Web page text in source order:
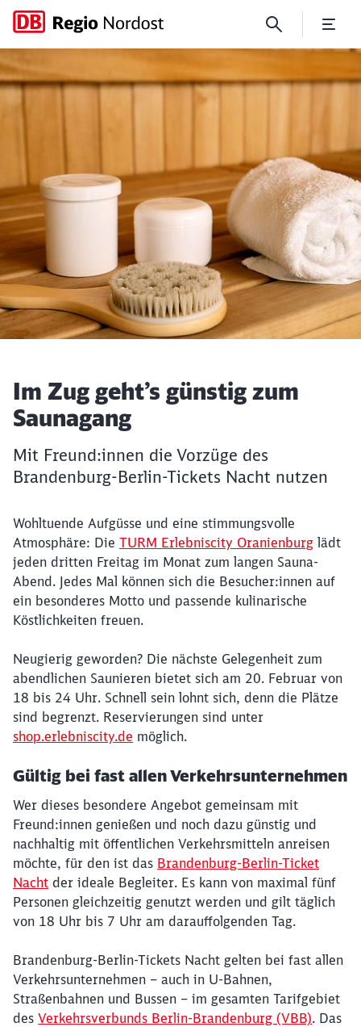
Im Zug geht’s günstig zum
Artikel:
Im Zug geht’s günstig zum
Saunagang
Mit Freund:innen die Vorzüge des
Brandenburg-Berlin-Tickets Nacht nutzen
Wohltuende Aufgüsse und eine stimmungsvolle
Atmosphäre: Die TURM Erlebniscity Oranienburg lädt
jeden dritten Freitag im Monat zum langen Sauna-
Abend. Jedes Mal können sich die Besucher:innen auf
ein besonderes Motto und passende kulinarische
Köstlichkeiten freuen.
Neugierig geworden? Die nächste Gelegenheit zum
abendlichen Saunieren bietet sich am 20. Februar von
18 bis 24 Uhr. Schnell sein lohnt sich, denn die Plätze
sind begrenzt. Reservierungen sind unter
shop.erlebniscity.de möglich.
Gültig bei fast allen Verkehrsunternehmen
Wer dieses besondere Angebot gemeinsam mit
Freund:innen genießen und noch dazu günstig und
nachhaltig mit öffentlichen Verkehrsmitteln anreisen
möchte, für den ist das Brandenburg-Berlin-Ticket
Nacht der ideale Begleiter. Es kann von maximal fünf
Personen gleichzeitig genutzt werden und gilt täglich
von 18 Uhr bis 7 Uhr am darauffolgenden Tag.
Brandenburg-Berlin-Tickets Nacht gelten bei fast allen
Verkehrsunternehmen – auch in U-Bahnen,
Straßenbahnen und Bussen – im gesamten Tarifgebiet
des Verkehrsverbunds Berlin-Brandenburg (VBB). Das
Schließen
Möchten Sie zuweitergeleitet
werden?